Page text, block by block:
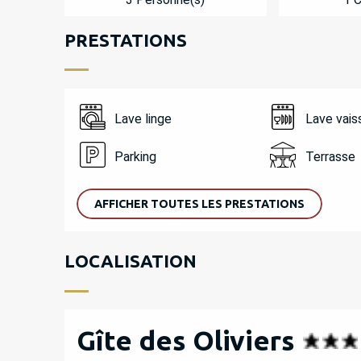
PRESTATIONS
Lave linge Lave
Parking Terrasse
AFFICHER TOUTES LES PRESTATIONS
LOCALISATION
Gîte des Oliviers